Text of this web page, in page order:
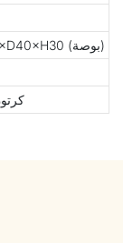
W254×D102×H76(سم)/W100×D40×H30 (بوصة)